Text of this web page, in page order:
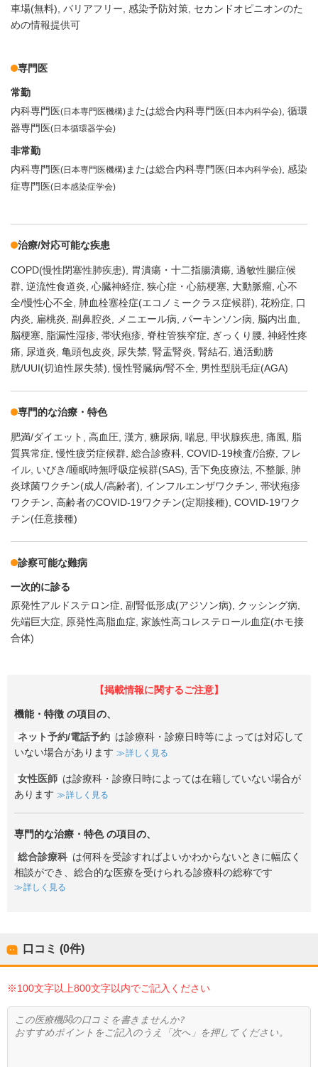
車場(無料) バリアフリー 感染予防対策 セカンドオピニオンのた
めの情報提供可
専門医
常勤
内科専門医(日本専門医機構) または総合内科専門医(日本内科学会) 循環
器専門医(日本循環器学会)
非常勤
内科専門医(日本専門医機構) または総合内科専門医(日本内科学会) 感染
症専門医(日本感染症学会)
治療/対応可能な疾患
COPD(慢性閉塞性肺疾患) 胃潰瘍・十二指腸潰瘍 過敏性腸症候
群 逆流性食道炎 心臓神経症 狭心症・心筋梗塞 大動脈瘤 心不
全/慢性心不全 肺血栓塞栓症(エコノミークラス症候群) 花粉症
口
内炎
扁桃炎 副鼻腔炎 メニエール病 パーキンソン病
脳内出血
脳梗塞
脂漏性湿疹 帯状疱疹 脊柱管狭窄症 ぎっくり腰 神経性疼
痛
尿道炎 亀頭包皮炎 尿失禁 腎盂腎炎 腎結石 過活動膀
胱/UUI(切迫性尿失禁) 慢性腎臓病/腎不全 男性型脱毛症(AGA)
専門的な治療・特色
肥満/ダイエット 高血圧 漢方 糖尿病 喘息 甲状腺疾患 痛風 脂
質異常症 慢性疲労症候群 総合診療科 COVID-19検査/治療
フレ
イル いびき/睡眠時無呼吸症候群(SAS) 舌下免疫療法 不整脈
肺
炎球菌ワクチン(成人/高齢者)
インフルエンザワクチン 帯状疱疹
ワクチン 高齢者のCOVID-19ワクチン(定期接種) COVID-19ワク
チン(任意接種)
診察可能な難病
一次的に診る
原発性アルドステロン症 副腎低形成(アジソン病)
クッシング病
先端巨大症
原発性高脂血症 家族性高コレステロール血症(ホモ接
合体)
【掲載情報に関するご注意】
機能・特徴 の項目の、
ネット予約/電話予約 は診療科・診療日時等によっては対応して
いない場合があります
詳しく見る
女性医師 は診療科・診療日時によっては在籍していない場合が
あります
詳しく見る
専門的な治療・特色の項目の、
総合診療科 は何科を受診すればよいかわからないときに幅広く
相談ができ、総合的な医療を受けられる診療科の総称です
詳しく見る
口コミ (0件)
※100文字以上800文字以内でご記入ください